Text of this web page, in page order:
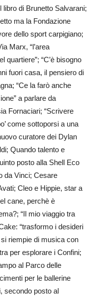
di Brunetto Salvarani;
ma la Fondazione
dello sport carpigiano;
Marx, “l’area
quartiere”; “C’è bisogno
fuori casa, il pensiero di
“Ce la farò anche
a parlare da
Fornaciari; “Scrivere
come sottoporsi a una
curatore dei Dylan
Quando talento e
posto alla Shell Eco
da Vinci; Cesare
Cleo e Hippie, star a
cane, perchè è
“Il mio viaggio tra
“trasformo i desideri
riempie di musica con
per esplorare i Confini;
al Parco delle
per le ballerine
secondo posto al